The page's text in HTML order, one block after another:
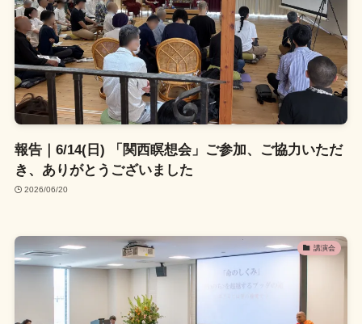
報告｜6/14(日) 「関西瞑想会」ご参加、ご協力いただ
き、ありがとうございました
2026/06/20
講演会